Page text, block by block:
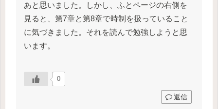
あと思いました。しかし、ふとページの右側を
見ると、第7章と第8章で時制を扱っていること
に気づきました。それを読んで勉強しようと思
います。
0
返信